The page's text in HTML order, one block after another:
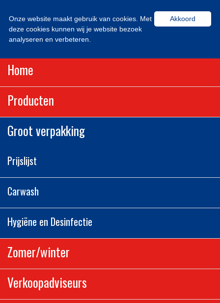
Home
Producten
Groot verpakking
Prijslijst
Carwash
Hygiëne en Desinfectie
Zomer/winter
Verkoopadviseurs
Akkoord
Onze website maakt gebruik van cookies. Met
deze cookies kunnen wij je website bezoek
analyseren en verbeteren.